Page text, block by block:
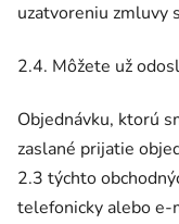
uzatvoreniu zmluvy
2.4. Môžete už
Objednávku, ktorú
zaslané prijatie
2.3 týchto
telefonicky alebo